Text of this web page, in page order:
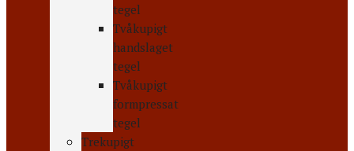
tegel
Tvåkupigt
handslaget
tegel
Tvåkupigt
formpressat
tegel
Trekupigt